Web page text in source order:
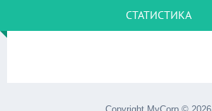
СТАТИСТИКА